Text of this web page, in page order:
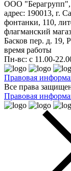
ООО "Берагрупп",
адрес: 190013, г.
фонтанки, 110,
флагманский
Басков пер. д. 19,
время работы
Пн-вс: с 11.00-
Правовая
Все права
Правовая